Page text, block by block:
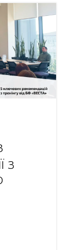
з